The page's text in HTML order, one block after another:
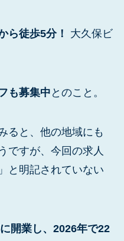
ら徒歩5分！
大久保ビ
も募集中 とのこと。
ると、他の地域にも
ですが、今回の求人
と明記されていない
開業し、2026年で22